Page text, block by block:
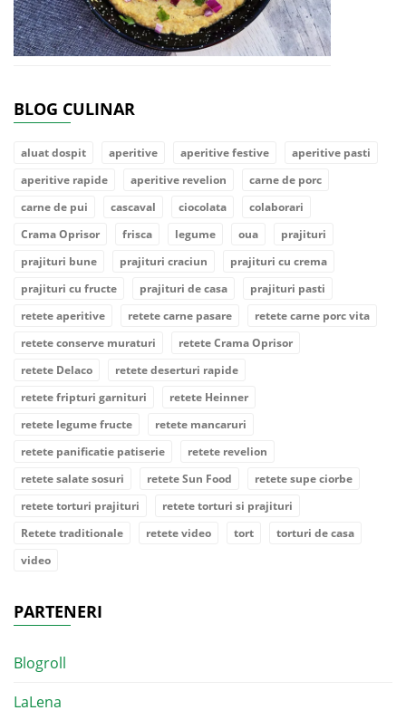
BLOG CULINAR
aluat dospit aperitive aperitive festive
aperitive pasti
aperitive rapide
aperitive revelion
carne de porc
carne de pui
cascaval ciocolata
colaborari
Crama Oprisor
frisca legume oua
prajituri
prajituri bune
prajituri craciun
prajituri cu crema
prajituri cu fructe
prajituri de casa
prajituri pasti
retete aperitive
retete carne pasare
retete carne porc vita
retete conserve muraturi
retete Crama Oprisor
retete Delaco
retete deserturi rapide
retete fripturi garnituri
retete Heinner
retete legume fructe
retete mancaruri
retete panificatie patiserie
retete revelion
retete salate sosuri
retete Sun Food
retete supe ciorbe
retete torturi prajituri
retete torturi si prajituri
Retete traditionale
retete video tort
torturi de casa
video
PARTENERI
Blogroll
LaLena